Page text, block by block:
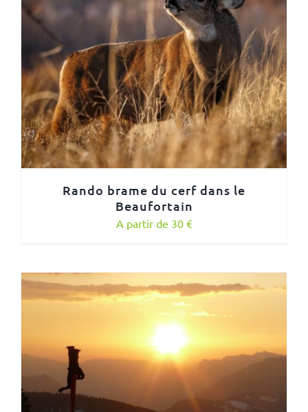
Rando brame du cerf dans le
Beaufortain
A partir de 30 €